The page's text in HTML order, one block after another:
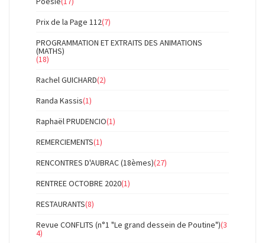
Prix de la Page 112(7)
PROGRAMMATION ET EXTRAITS DES ANIMATIONS
(MATHS)
(18)
Rachel GUICHARD(2)
Randa Kassis(1)
Raphaël PRUDENCIO(1)
REMERCIEMENTS(1)
RENCONTRES D'AUBRAC (18èmes)(27)
RENTREE OCTOBRE 2020(1)
RESTAURANTS(8)
Revue CONFLITS (n°1 "Le grand dessein de Poutine")(3
4)